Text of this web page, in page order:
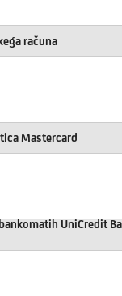
računa
Mastercard
UniCredit